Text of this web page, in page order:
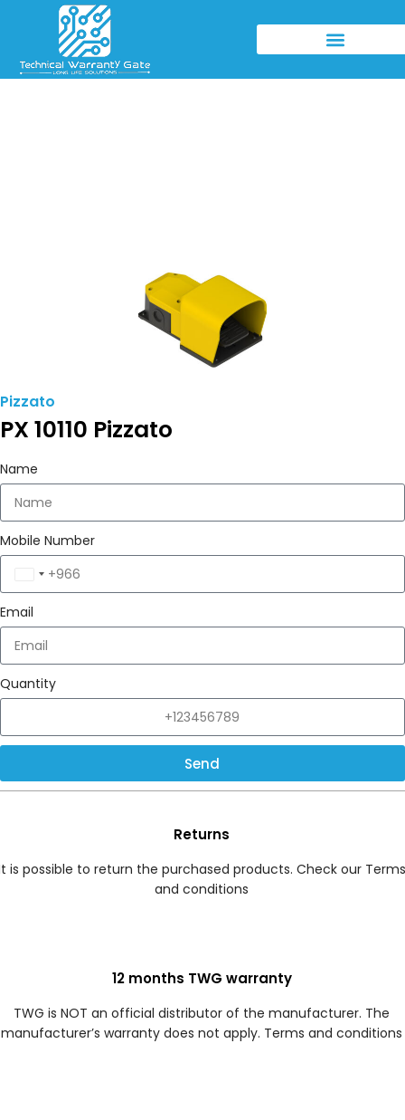
Pizzato
PX 10110 Pizzato
Name
Mobile Number
Saudi
Arabia
+966
Email
Quantity
Send
Returns
is possible to return the purchased products. Check our Terms
and conditions
12 months TWG warranty
TWG is NOT an official distributor of the manufacturer. The
manufacturer’s warranty does not apply. Terms and conditions